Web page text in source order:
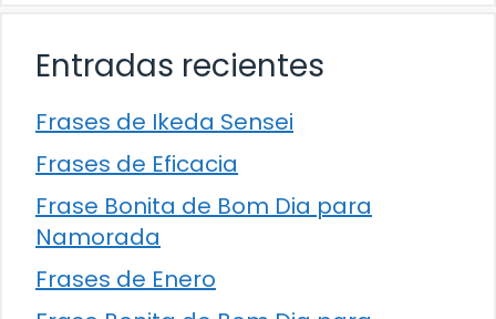
Entradas recientes
Frases de Ikeda Sensei
Frases de Eficacia
Frase Bonita de Bom Dia para
Namorada
Frases de Enero